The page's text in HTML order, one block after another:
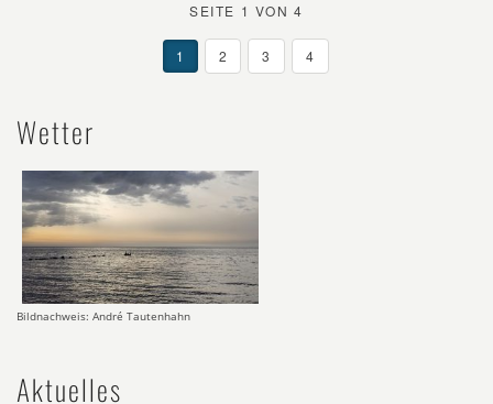
SEITE 1 VON 4
1 2 3 4
Wetter
Bildnachweis: André Tautenhahn
Aktuelles